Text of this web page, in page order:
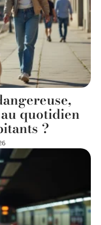
quotidien
?